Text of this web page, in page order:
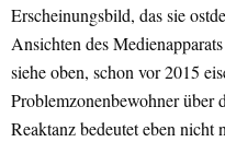
Erscheinungsbild, das sie
Ansichten des
siehe oben, schon vor 2015
Problemzonenbewohner über
Reaktanz bedeutet eben nicht